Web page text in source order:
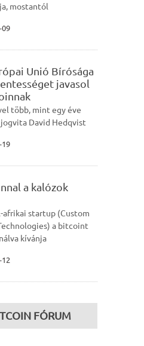
mostantól
09
Unió Bírósága
javasol
több, mint egy éve
David Hedqvist
19
a kalózok
afrikai startup (Custom
a bitcoint
kívánja
12
FÓRUM